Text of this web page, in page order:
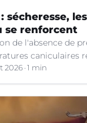
sécheresse,
se renforcent
de l'absence de
caniculaires
1er juillet, la
s'aggrave.
2026 1 min